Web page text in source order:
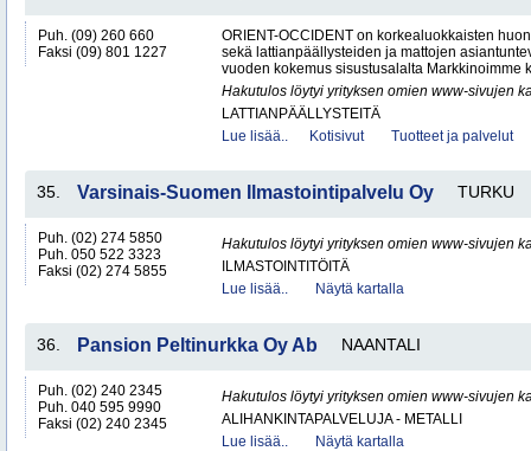
Puh. (09) 260 660
Faksi (09) 801 1227
ORIENT-OCCIDENT on korkealuokkaisten
sekä lattianpäällysteiden ja mattojen
vuoden kokemus sisustusalalta Markkinoimme
Hakutulos löytyi yrityksen omien www-sivujen
LATTIANPÄÄLLYSTEITÄ
Lue lisää..
Kotisivut Tuotteet ja palvelut
35. Varsinais-Suomen Ilmastointipalvelu Oy TURKU
Puh. (02) 274 5850
Puh. 050 522 3323
Faksi (02) 274 5855
Hakutulos löytyi yrityksen omien www-sivujen
ILMASTOINTITÖITÄ
Lue lisää..
Näytä kartalla
36. Pansion Peltinurkka Oy Ab NAANTALI
Puh. (02) 240 2345
Puh. 040 595 9990
Faksi (02) 240 2345
Hakutulos löytyi yrityksen omien www-sivujen
ALIHANKINTAPALVELUJA - METALLI
Lue lisää..
Näytä kartalla